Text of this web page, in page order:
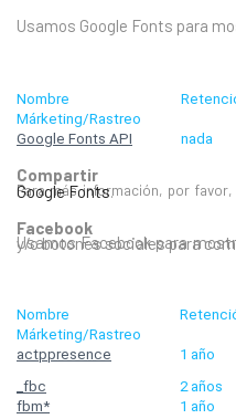
Usamos Google Fonts para
Nombre
Márketing/Rastreo
Google Fonts API
nada
Compartir
Para más información, por favor,
política de privacidad de Google Fonts.
Facebook
Usamos Facebook para mostrar posteos sociales recientes y/o botones
Nombre
Márketing/Rastreo
actppresence
1 año
_fbc
2 años
fbm*
1 año